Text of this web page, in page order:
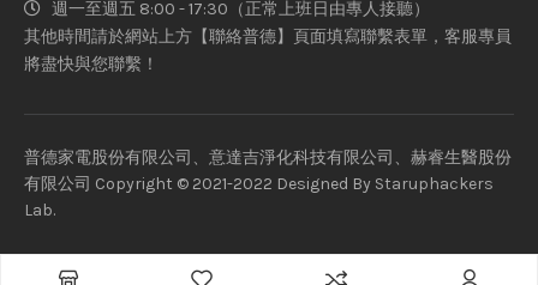
週一至週五 8:00 - 17:30（正常上班日由專人接聽）
其他時間請於網站上方【聯絡普德】頁面填寫聯繫表單，客服專員
將盡快與您聯繫！
普德家電股份有限公司、意達吉淨化科技有限公司、赫睿生醫股份
有限公司 Copyright © 2021-2022 Designed By Staruphackers
Lab.